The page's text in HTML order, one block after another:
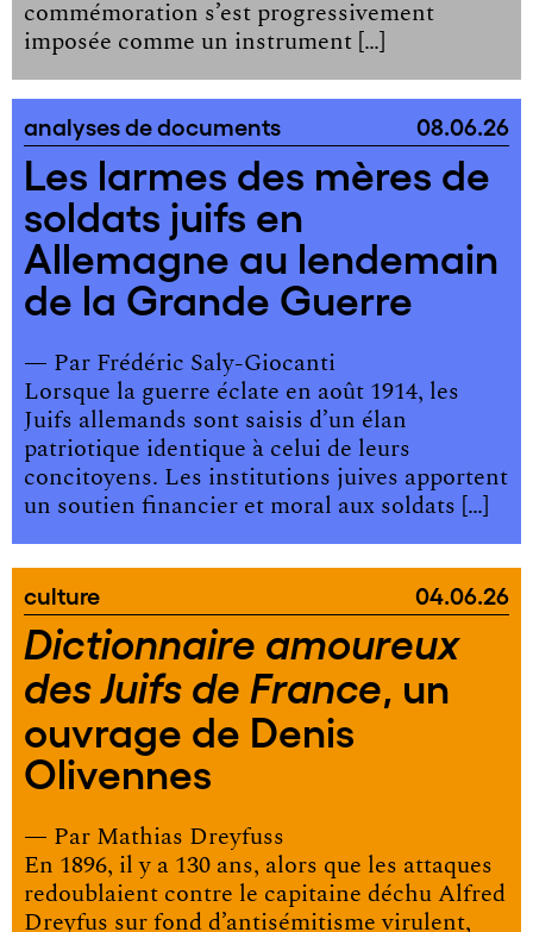
commémoration s’est progressivement
imposée comme un instrument […]
analyses de documents 08.06.26
Les larmes des mères de
soldats juifs en
Allemagne au lendemain
de la Grande Guerre
— Par Frédéric Saly-Giocanti
Lorsque la guerre éclate en août 1914, les
Juifs allemands sont saisis d’un élan
patriotique identique à celui de leurs
concitoyens. Les institutions juives apportent
un soutien financier et moral aux soldats […]
culture 04.06.26
Dictionnaire amoureux
des Juifs de France, un
ouvrage de Denis
Olivennes
— Par Mathias Dreyfuss
En 1896, il y a 130 ans, alors que les attaques
redoublaient contre le capitaine déchu Alfred
Dreyfus sur fond d’antisémitisme virulent,